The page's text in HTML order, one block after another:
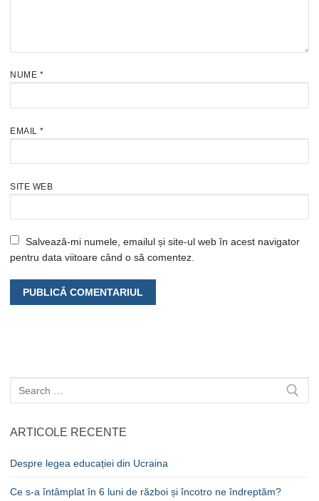
NUME *
EMAIL *
SITE WEB
Salvează-mi numele, emailul și site-ul web în acest navigator
pentru data viitoare când o să comentez.
Caută
după:
ARTICOLE RECENTE
Despre legea educației din Ucraina
Ce s-a întâmplat în 6 luni de război și încotro ne îndreptăm?